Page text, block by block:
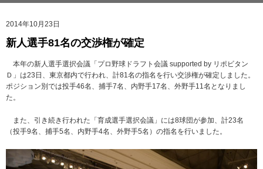
2014年10月23日
新人選手81名の交渉権が確定
本年の新人選手選択会議「プロ野球ドラフト会議 supported by リポビタン
Ｄ」は23日、東京都内で行われ、計81名の指名を行い交渉権が確定しました。
ポジション別では投手46名、捕手7名、内野手17名、外野手11名となりまし
た。
また、引き続き行われた「育成選手選択会議」には8球団が参加、計23名
（投手9名、捕手5名、内野手4名、外野手5名）の指名を行いました。